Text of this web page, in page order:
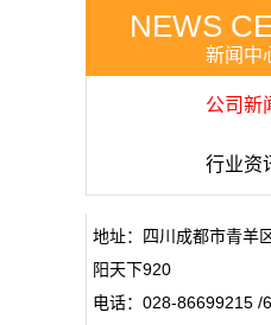
NEWS
新闻中
公司新
行业资
地址：四川成都市青羊
阳天下920
电话：028-86699215 /